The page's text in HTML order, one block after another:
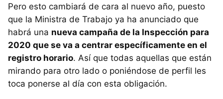
Pero esto cambiará de cara al nuevo año, puesto
que la Ministra de Trabajo ya ha anunciado que
habrá una nueva campaña de la Inspección para
2020 que se va a centrar específicamente en el
registro horario. Así que todas aquellas que están
mirando para otro lado o poniéndose de perfil les
toca ponerse al día con esta obligación.